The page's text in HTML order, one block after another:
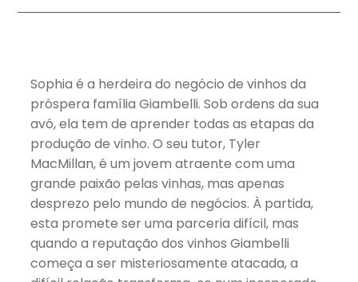
Sophia é a herdeira do negócio de vinhos da
próspera família Giambelli. Sob ordens da sua
avó, ela tem de aprender todas as etapas da
produção de vinho. O seu tutor, Tyler
MacMillan, é um jovem atraente com uma
grande paixão pelas vinhas, mas apenas
desprezo pelo mundo de negócios. À partida,
esta promete ser uma parceria difícil, mas
quando a reputação dos vinhos Giambelli
começa a ser misteriosamente atacada, a